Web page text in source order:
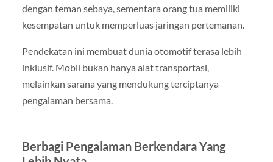
dengan teman sebaya, sementara orang tua memiliki
kesempatan untuk memperluas jaringan pertemanan.
Pendekatan ini membuat dunia otomotif terasa lebih
inklusif. Mobil bukan hanya alat transportasi,
melainkan sarana yang mendukung terciptanya
pengalaman bersama.
Berbagi Pengalaman Berkendara Yang